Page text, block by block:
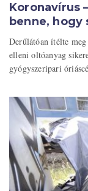
Koronavírus
benne, hogy
Derűlátóan ítélte
elleni oltóanyag
gyógyszeripari